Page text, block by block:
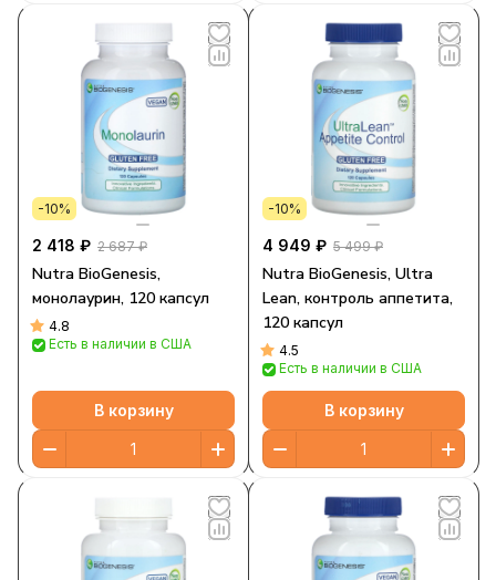
-10%
2 418 ₽ 2 687 ₽
Nutra BioGenesis,
монолаурин, 120 капсул
4.8
Есть в наличии в США
В корзину
-10%
4 949 ₽ 5 499 ₽
Nutra BioGenesis, Ultra
Lean, контроль аппетита,
120 капсул
4.5
Есть в наличии в США
В корзину